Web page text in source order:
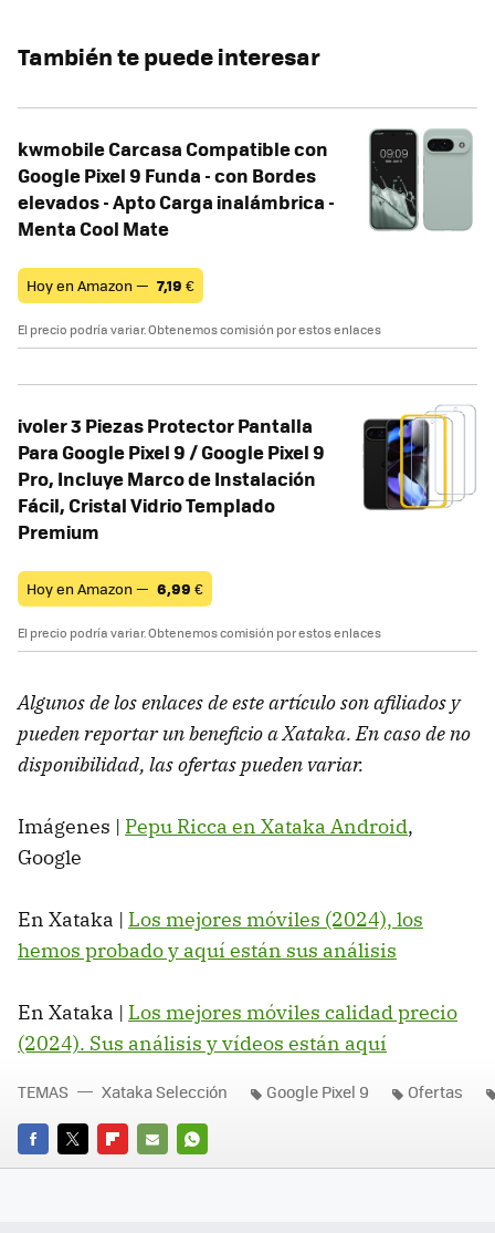
También te puede interesar
kwmobile Carcasa Compatible con
Google Pixel 9 Funda - con Bordes
elevados - Apto Carga inalámbrica -
Menta Cool Mate
Hoy en Amazon — 7,19 €
El precio podría variar. Obtenemos comisión por estos enlaces
ivoler 3 Piezas Protector Pantalla
Para Google Pixel 9 / Google Pixel 9
Pro, Incluye Marco de Instalación
Fácil, Cristal Vidrio Templado
Premium
Hoy en Amazon — 6,99 €
El precio podría variar. Obtenemos comisión por estos enlaces
Algunos de los enlaces de este artículo son afiliados y
pueden reportar un beneficio a Xataka. En caso de no
disponibilidad, las ofertas pueden variar.
Imágenes | Pepu Ricca en Xataka Android,
Google
En Xataka | Los mejores móviles (2024), los
hemos probado y aquí están sus análisis
En Xataka | Los mejores móviles calidad precio
(2024). Sus análisis y vídeos están aquí
FACEBOOK
TWITTERFLIPBOARD
E-
WHATSAPP
TEMAS Xataka Selección Google Pixel 9 Ofertas